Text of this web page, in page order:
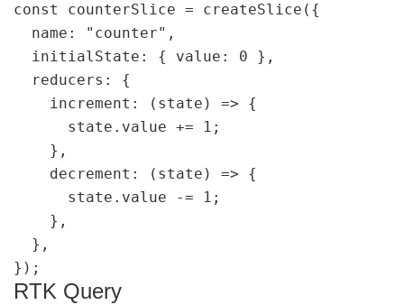
const counterSlice = createSlice({
  name: "counter",
  initialState: { value: 0 },
  reducers: {
    increment: (state) => {
      state.value += 1;
    },
    decrement: (state) => {
      state.value -= 1;
    },
  },
});
RTK Query